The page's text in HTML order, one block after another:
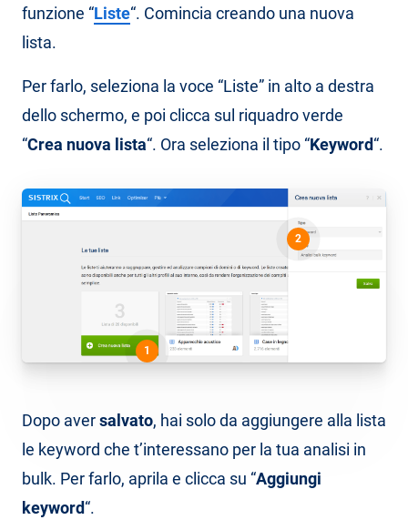
funzione “Liste“. Comincia creando una nuova
lista.
Per farlo, seleziona la voce “Liste” in alto a destra
dello schermo, e poi clicca sul riquadro verde
“Crea nuova lista“. Ora seleziona il tipo “Keyword“.
1
2
Dopo aversalvato, hai solo da aggiungere alla lista
le keyword che t’interessano per la tua analisi in
bulk. Per farlo, aprila e clicca su “Aggiungi
keyword“.